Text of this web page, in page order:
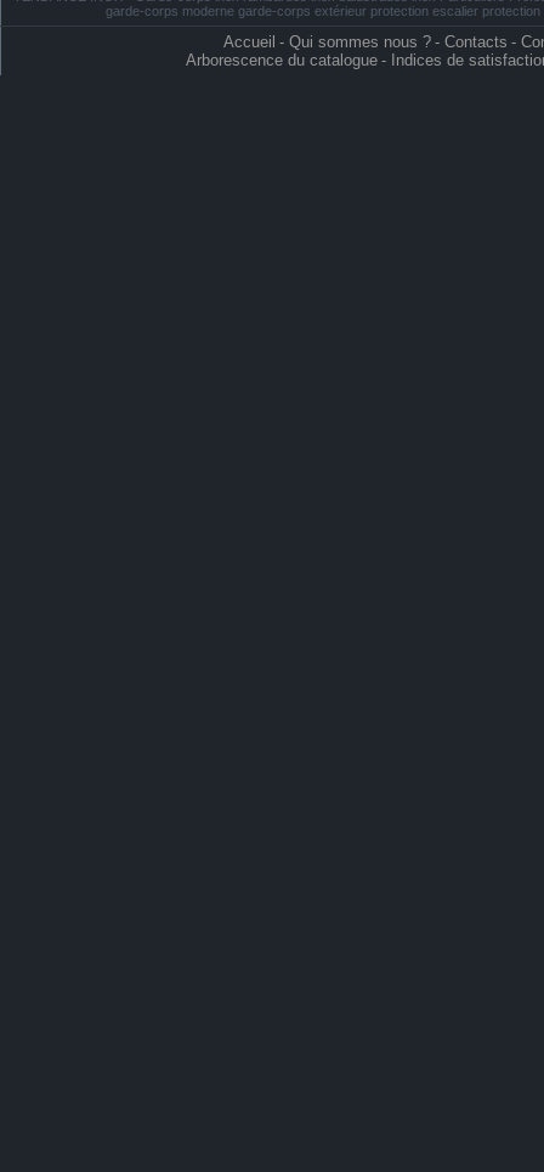
garde-corps moderne garde-corps extérieur protection escalier
Accueil - Qui sommes nous ? - Contacts -
Arborescence du catalogue - Indices de